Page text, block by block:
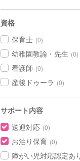
資格
保育士 (0)
幼稚園教諭・先生 (0)
看護師 (0)
産後ドゥーラ (0)
サポート内容
送迎対応 (0)
お泊り保育 (0)
障がい児対応認定あ